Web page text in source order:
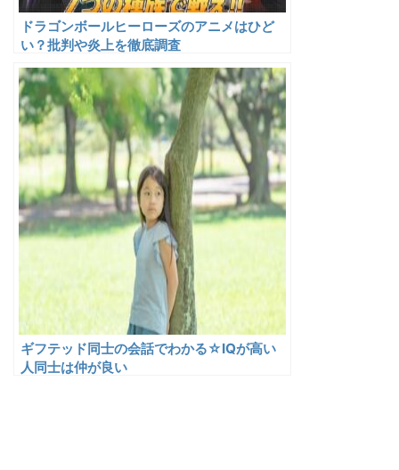
ドラゴンボールヒーローズのアニメはひど
い？批判や炎上を徹底調査
ギフテッド同士の会話でわかる☆IQが高い
人同士は仲が良い